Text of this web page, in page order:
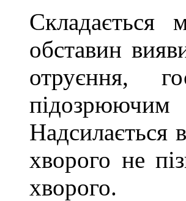
Складається
обставин
отруєння,
Надсилається
хворого не
хворого.